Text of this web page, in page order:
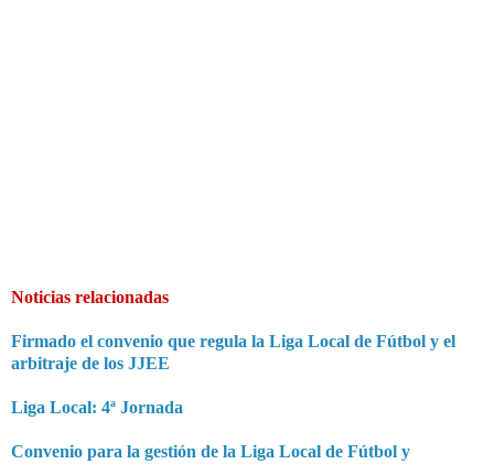
Noticias relacionadas
Firmado el convenio que regula la Liga Local de Fútbol y el
arbitraje de los JJEE
Liga Local: 4ª Jornada
Convenio para la gestión de la Liga Local de Fútbol y